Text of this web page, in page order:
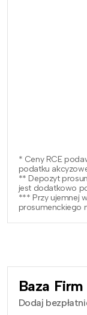
* Ceny RCE
podatku
** Depozyt
jest dodatkowo
*** Przy ujemnej
prosumenckiego
Baza Firm
Dodaj